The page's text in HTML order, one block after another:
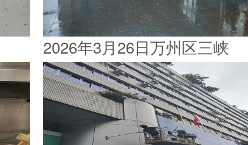
2026年3月26日万州区三峡